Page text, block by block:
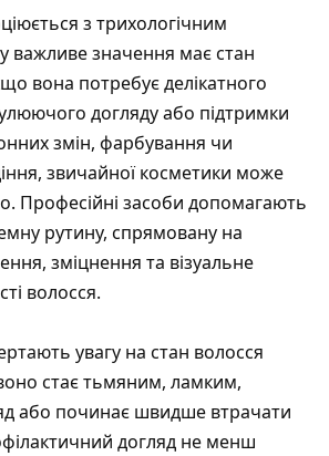
з трихологічним
важливе значення має стан
вона потребує делікатного
догляду або підтримки
змін, фарбування чи
звичайної косметики може
Професійні засоби допомагають
рутину, спрямовану на
зміцнення та візуальне
волосся.
увагу на стан волосся
стає тьмяним, ламким,
або починає швидше втрачати
догляд не менш